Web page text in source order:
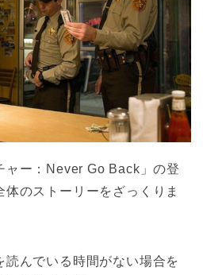
ャー：Never Go Back」の登
のストーリーをざっくりま
読んでいる時間がない場合を